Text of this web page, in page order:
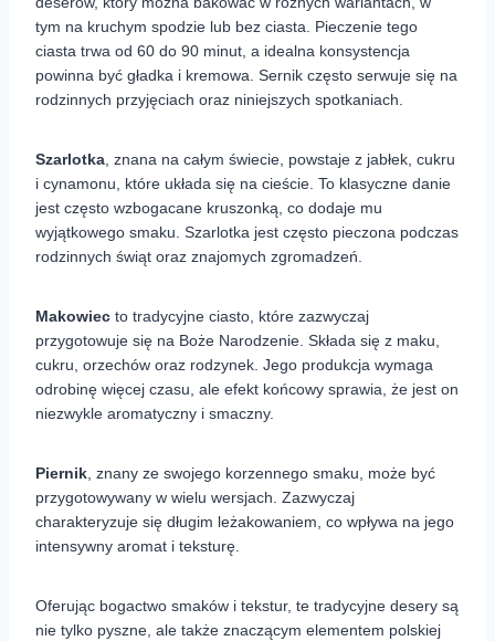
tym na kruchym spodzie lub bez ciasta. Pieczenie tego
ciasta trwa od 60 do 90 minut, a idealna konsystencja
powinna być gładka i kremowa. Sernik często serwuje się na
rodzinnych przyjęciach oraz niniejszych spotkaniach.
Szarlotka, znana na całym świecie, powstaje z jabłek, cukru
i cynamonu, które układa się na cieście. To klasyczne danie
jest często wzbogacane kruszonką, co dodaje mu
wyjątkowego smaku. Szarlotka jest często pieczona podczas
rodzinnych świąt oraz znajomych zgromadzeń.
Makowiec to tradycyjne ciasto, które zazwyczaj
przygotowuje się na Boże Narodzenie. Składa się z maku,
cukru, orzechów oraz rodzynek. Jego produkcja wymaga
odrobinę więcej czasu, ale efekt końcowy sprawia, że jest on
niezwykle aromatyczny i smaczny.
Piernik, znany ze swojego korzennego smaku, może być
przygotowywany w wielu wersjach. Zazwyczaj
charakteryzuje się długim leżakowaniem, co wpływa na jego
intensywny aromat i teksturę.
Oferując bogactwo smaków i tekstur, te tradycyjne desery są
nie tylko pyszne, ale także znaczącym elementem polskiej